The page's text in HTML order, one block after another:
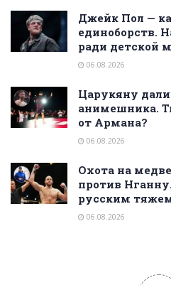
Джейк Пол —
единоборств.
ради детской
06.08.2026
Царукяну дали
анимешника.
от Армана?
06.08.2026
Охота на
против
русским
06.08.2026